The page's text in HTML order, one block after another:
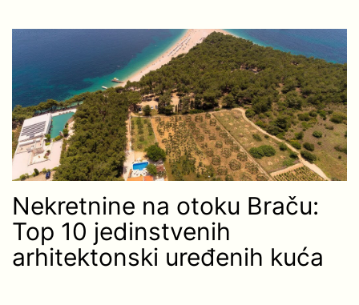
Nekretnine na otoku Braču:
Top 10 jedinstvenih
arhitektonski uređenih kuća